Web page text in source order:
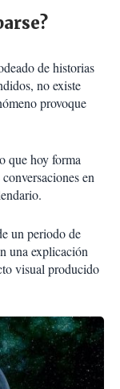
de historias
no existe
provoque
que hoy forma
en
un periodo de
una explicación
visual producido